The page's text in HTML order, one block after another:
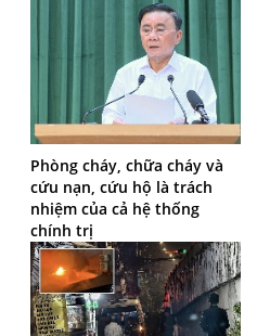
Phòng cháy, chữa cháy và
cứu nạn, cứu hộ là trách
nhiệm của cả hệ thống
chính trị